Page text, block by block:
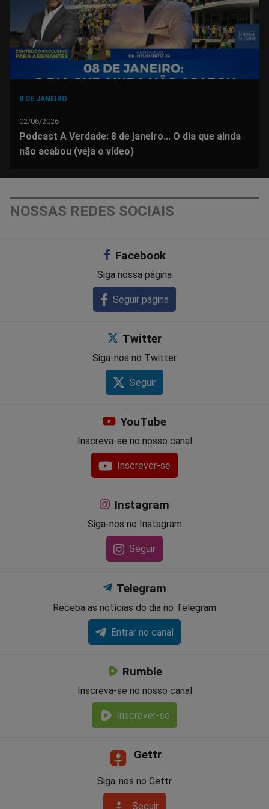
8 DE JANEIRO
02/06/2026
Podcast A Verdade: 8 de janeiro... O dia que ainda
não acabou (veja o vídeo)
NOSSAS REDES SOCIAIS
Facebook
Siga nossa página
Seguir página
Twitter
Siga-nos no Twitter
Seguir
YouTube
Inscreva-se no nosso canal
Inscrever-se
Instagram
Siga-nos no Instagram
Seguir
Telegram
Receba as notícias do dia no Telegram
Entrar no canal
Rumble
Inscreva-se no nosso canal
Inscrever-se
Gettr
Siga-nos no Gettr
Seguir